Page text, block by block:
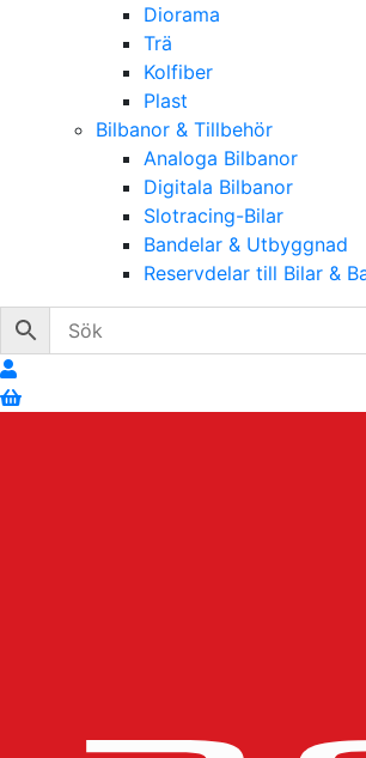
Diorama
Trä
Kolfiber
Plast
Bilbanor & Tillbehör
Analoga Bilbanor
Digitala Bilbanor
Slotracing-Bilar
Bandelar & Utbyggnad
Reservdelar till Bilar &